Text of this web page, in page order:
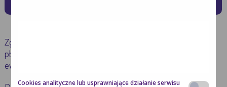
Zgłębnika można używać także do uzupełniania niedoboru
płynów u dziecka. W ten sposób można zapobiegać
ewentualnemu odwodnieniu organizmu dziecka.
Cookies analityczne lub usprawniające działanie serwisu